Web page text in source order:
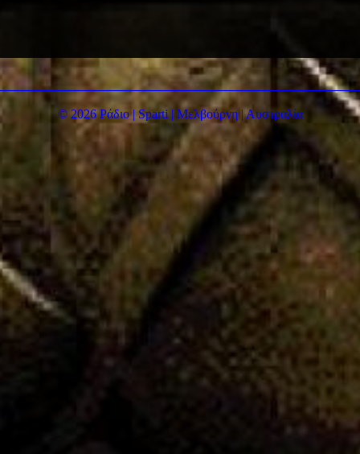
© 2026 Ράδιο | Sparti | Μελβούρνη | Αυστραλία